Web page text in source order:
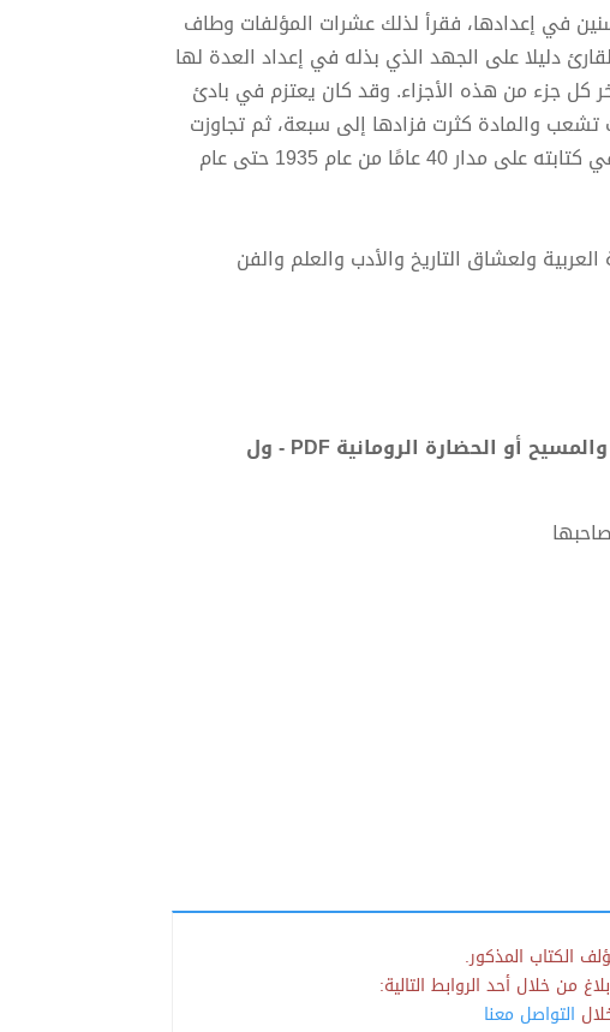
في إعدادها، فقرأ لذلك عشرات المؤلفات وطاف
دليلا على الجهد الذي بذله في إعداد العدة لها
كل جزء من هذه الأجزاء. وقد كان يعتزم في بادئ
والمادة كثرت فزادها إلى سبعة، ثم تجاوزت
هذا العدد الذي قدره لها أخيراً فقررها في 11 مجلد. استمر في كتابته على مدار 40 عامًا من عام 1935 حتى عام
ولعشاق التاريخ والأدب والعلم والفن
تحميل كتاب قصة الحضارة 9 - المجلد الثالث - ج1: قيصر والمسيح أو الحضارة الرومانية PDF - ول
الكتاب المذكور.
من خلال أحد الروابط التالية:
التواصل معنا